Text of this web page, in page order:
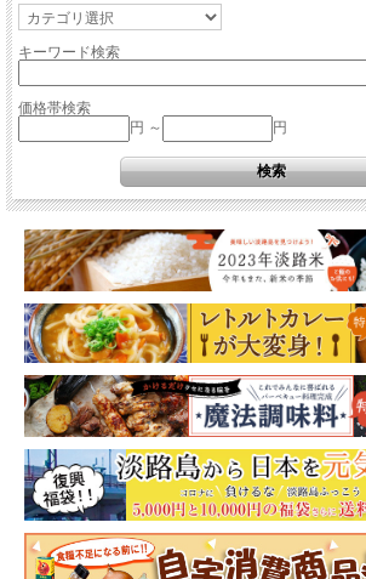
キーワード検索
価格帯検索
円 ～
円